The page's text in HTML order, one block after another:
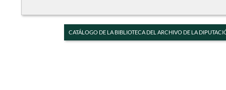
CATÁLOGO DE LA BIBLIOTECA DEL ARCHIVO DE LA